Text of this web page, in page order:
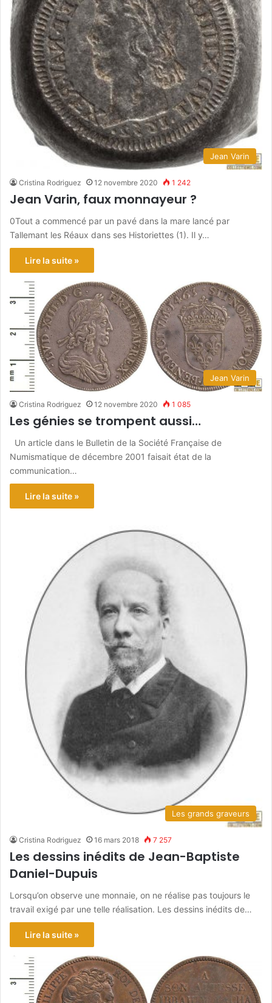
Jean Varin
Cristina Rodriguez 12 novembre 2020 1 242
Jean Varin, faux monnayeur ?
0Tout a commencé par un pavé dans la mare lancé par
Tallemant les Réaux dans ses Historiettes (1). Il y…
Lire la suite »
Jean Varin
Cristina Rodriguez 12 novembre 2020 1 085
Les génies se trompent aussi…
Un article dans le Bulletin de la Société Française de
Numismatique de décembre 2001 faisait état de la
communication…
Lire la suite »
Les grands graveurs
Cristina Rodriguez 16 mars 2018 7 257
Les dessins inédits de Jean-Baptiste
Daniel-Dupuis
Lorsqu’on observe une monnaie, on ne réalise pas toujours le
travail exigé par une telle réalisation. Les dessins inédits de…
Lire la suite »